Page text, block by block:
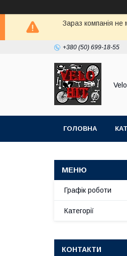
Зараз компанія не
+380 (50) 699-18-55
ГОЛОВНА
Графік роботи
Категорії
КОНТАКТИ